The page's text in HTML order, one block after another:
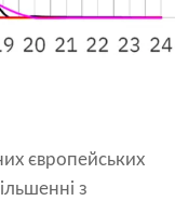
європейських
з